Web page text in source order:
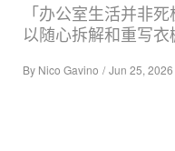
「办公室生活并非
以随心拆解和重写衣
By Nico Gavino / Jun 25, 2026